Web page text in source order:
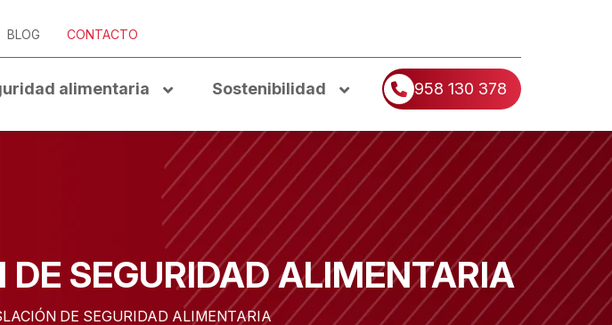
BLOG CONTACTO
alimentaria Sostenibilidad 958 130 378
SEGURIDAD ALIMENTARIA
DE SEGURIDAD ALIMENTARIA